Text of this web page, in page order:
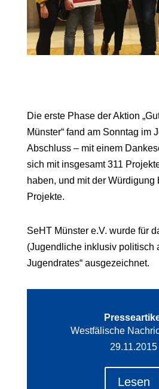
Die erste Phase der Aktion
Münster“ fand am Sonntag im
Abschluss – mit einem
sich mit insgesamt 311
haben, und mit der Würdigung
Projekte.
SeHT Münster e.V. wurde für
(Jugendliche inklusiv politisch
Jugendrates“ ausgezeichnet.
Westfälische
29.11.2015
Lesen